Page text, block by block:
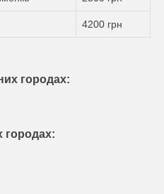
4200 грн
городах:
городах: